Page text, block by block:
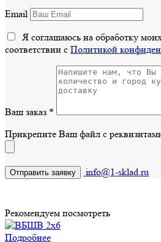
Email
Я соглашаюсь на обработку
соответствии с Политикой
Ваш заказ *
Прикрепите Ваш файл с
info@1-sklad.ru
Рекомендуем посмотреть
Подробнее